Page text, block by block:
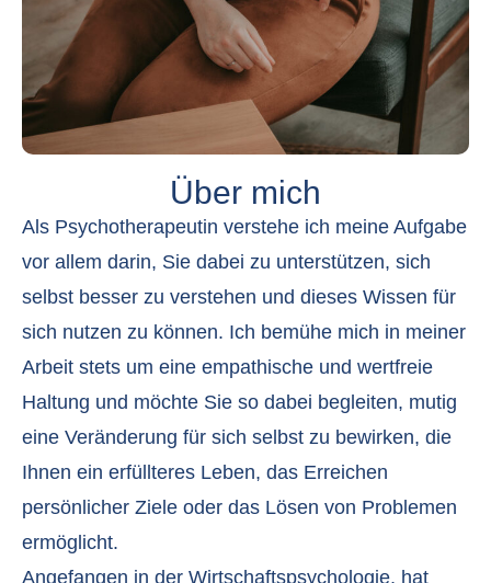
Über mich
Als Psychotherapeutin verstehe ich meine Aufgabe
vor allem darin, Sie dabei zu unterstützen, sich
selbst besser zu verstehen und dieses Wissen für
sich nutzen zu können. Ich bemühe mich in meiner
Arbeit stets um eine empathische und wertfreie
Haltung und möchte Sie so dabei begleiten, mutig
eine Veränderung für sich selbst zu bewirken, die
Ihnen ein erfüllteres Leben, das Erreichen
persönlicher Ziele oder das Lösen von Problemen
ermöglicht.
Angefangen in der Wirtschaftspsychologie, hat